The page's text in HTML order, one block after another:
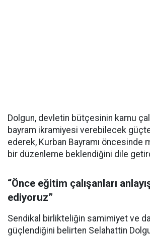
Dolgun, devletin bütçesinin kamu
bayram ikramiyesi verebilecek
ederek, Kurban Bayramı öncesinde
bir düzenleme beklendiğini dile
“Önce eğitim çalışanları
ediyoruz”
Sendikal birlikteliğin samimiyet ve
güçlendiğini belirten Selahattin